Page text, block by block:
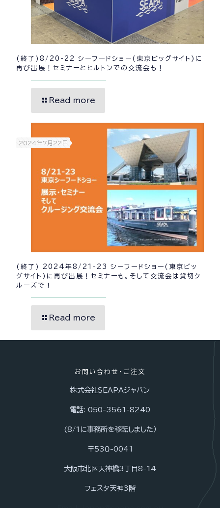
(終了)8/20-22 シーフードショー(東京ビッグサイト)に
再び出展！セミナーとヒルトンでの交流会も！
Read more
2024年7月22日
(終了) 2024年8/21-23 シーフードショー(東京ビッ
グサイト)に再び出展！セミナーも。そして交流会は貸切ク
ルーズで！
Read more
お問い合わせ・ご注文
株式会社SEAPAジャパン
電話: 050-3561-8240
(8/1に事務所を移転しました）
〒53０-0041
大阪市北区天神橋3丁目8-14
フェスタ天神3階